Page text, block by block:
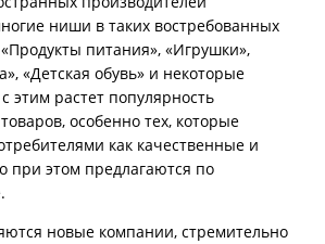
ниши в таких востребованных
«Продукты питания», «Игрушки»,
«Детская обувь» и некоторые
этим растет популярность
особенно тех, которые
как качественные и
при этом предлагаются по
новые компании, стремительно